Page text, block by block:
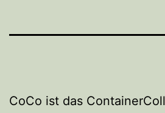
CoCo ist das